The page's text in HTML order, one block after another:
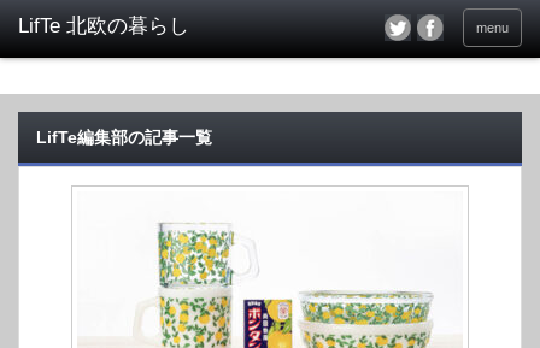
menu
LifTe編集部の記事一覧